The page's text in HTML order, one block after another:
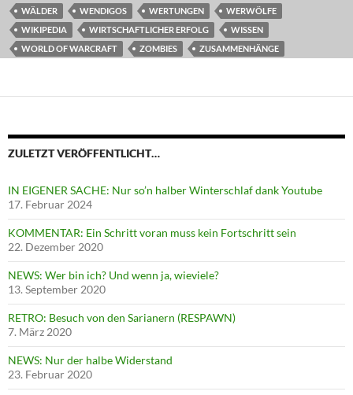
WÄLDER WENDIGOS WERTUNGEN
WERWÖLFE
WIKIPEDIA
WIRTSCHAFTLICHER ERFOLG
WISSEN
WORLD OF WARCRAFT
ZOMBIES ZUSAMMENHÄNGE
ZULETZT VERÖFFENTLICHT…
IN EIGENER SACHE: Nur so’n halber Winterschlaf dank Youtube
17. Februar 2024
KOMMENTAR: Ein Schritt voran muss kein Fortschritt sein
22. Dezember 2020
NEWS: Wer bin ich? Und wenn ja, wieviele?
13. September 2020
RETRO: Besuch von den Sarianern (RESPAWN)
7. März 2020
NEWS: Nur der halbe Widerstand
23. Februar 2020